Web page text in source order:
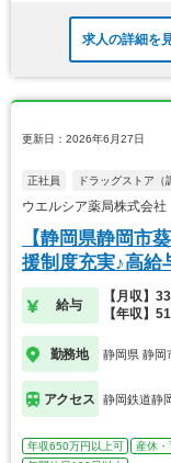
求人の詳細を
更新日：2026年6月27日
正社員 ドラッグストア（
ウエルシア薬局株式会
【静岡県静岡市
援制度充実♪高
給与
【月収】
【年収】
勤務地 静岡県 静岡
アクセス 静岡鉄道静
年収650万円以上可 産休